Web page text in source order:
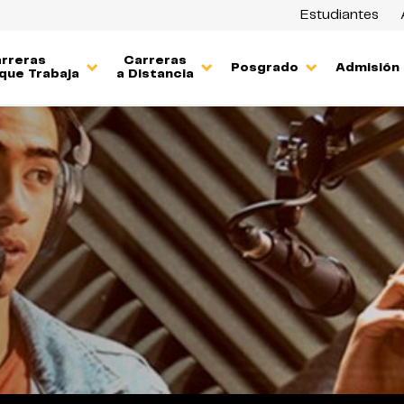
Estudiantes
Trabaja
Carreras
a Distancia
Posgrado Admisión